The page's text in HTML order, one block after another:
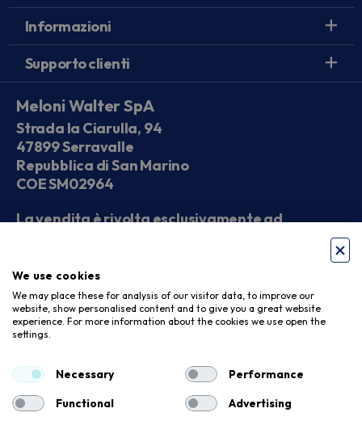
Informazioni
Supporto clienti
Meloni Walter SpA
Strada la Ciarulla, 94
47899 Serravalle
Repubblica di San Marino
COE SM02964
La vendita è rivolta esclusivamente ad
Accettiamo
Seguici sui social
We use cookies
We may place these for analysis of our visitor data, to improve our
website, show personalised content and to give you a great website
experience. For more information about the cookies we use open the
settings.
Necessary
Performance
Functional
Advertising